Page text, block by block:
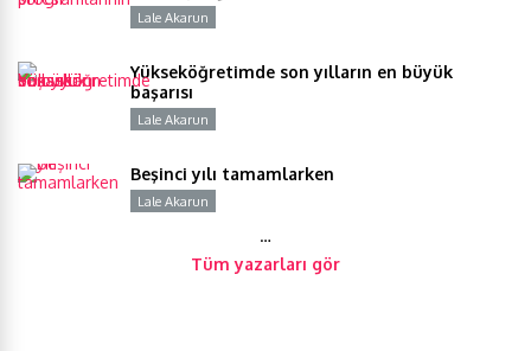
Lale Akarun
Yükseköğretimde son yılların en büyük
başarısı
Lale Akarun
Beşinci yılı tamamlarken
Lale Akarun
…
Tüm yazarları gör